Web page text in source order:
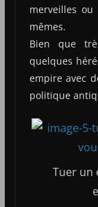
merveilles ou
mêmes.
Bien que
quelques
empire avec
politique
Tuer un